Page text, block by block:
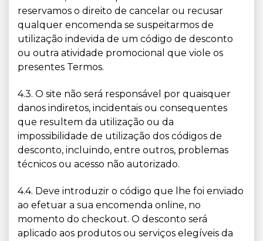
reservamos o direito de cancelar ou recusar
qualquer encomenda se suspeitarmos de
utilização indevida de um código de desconto
ou outra atividade promocional que viole os
presentes Termos.
4.3. O site não será responsável por quaisquer
danos indiretos, incidentais ou consequentes
que resultem da utilização ou da
impossibilidade de utilização dos códigos de
desconto, incluindo, entre outros, problemas
técnicos ou acesso não autorizado.
4.4. Deve introduzir o código que lhe foi enviado
ao efetuar a sua encomenda online, no
momento do checkout. O desconto será
aplicado aos produtos ou serviços elegíveis da